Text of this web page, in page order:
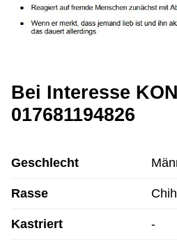
Bei Interesse
017681194826
Geschlecht
Rasse
Kastriert -